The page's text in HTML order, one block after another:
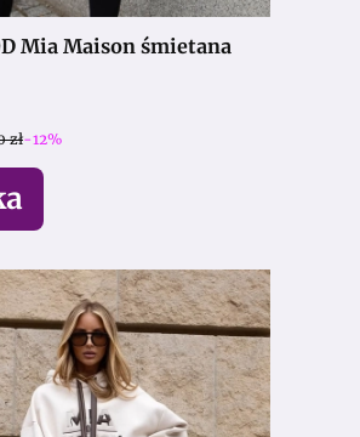
Mia Maison śmietana
zł-12%